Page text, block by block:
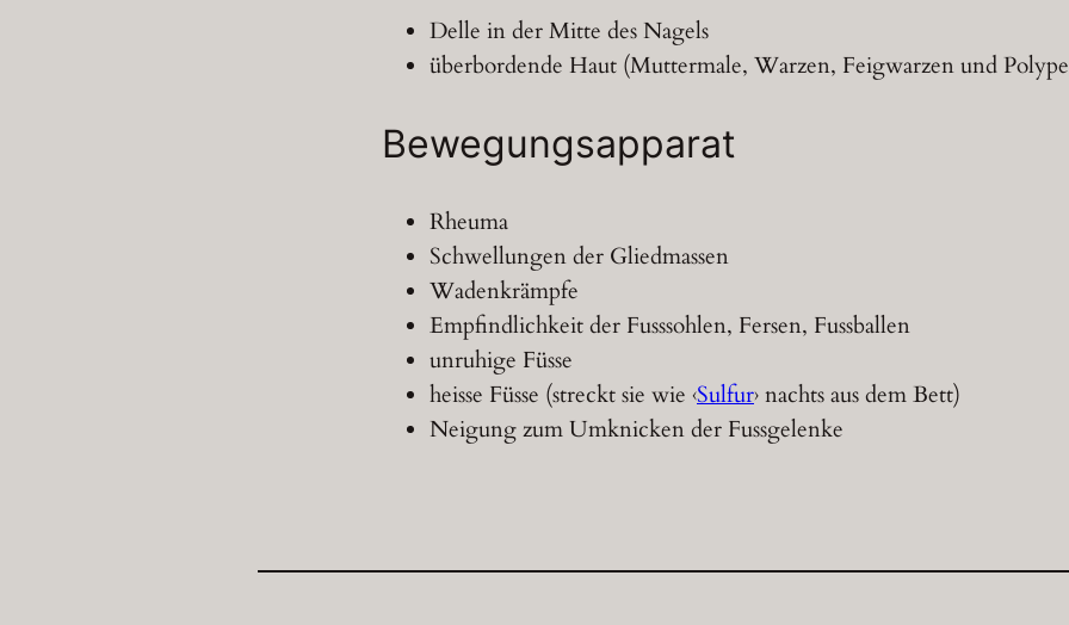
Delle in der Mitte des Nagels
überbordende Haut (Muttermale, Warzen, Feigwarzen und
Bewegungsapparat
Rheuma
Schwellungen der Gliedmassen
Wadenkrämpfe
Empfindlichkeit der Fusssohlen, Fersen, Fussballen
unruhige Füsse
heisse Füsse (streckt sie wie ‹Sulfur› nachts aus dem Bett)
Neigung zum Umknicken der Fussgelenke